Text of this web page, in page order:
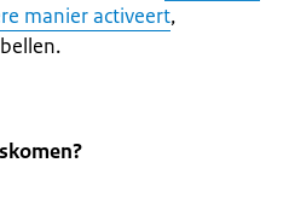
manier activeert,